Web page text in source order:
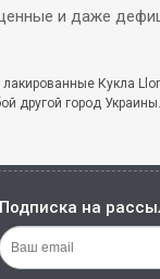
и даже
Кукла
другой город
Подписка на